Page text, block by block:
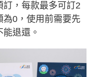
，每款最多可訂2
0，使用前需要先
退還。